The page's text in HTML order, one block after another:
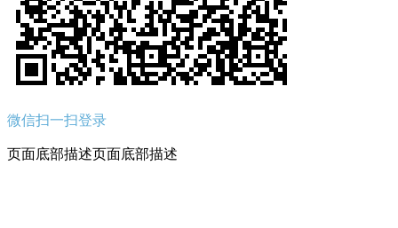
微信扫一扫登录
页面底部描述页面底部描述